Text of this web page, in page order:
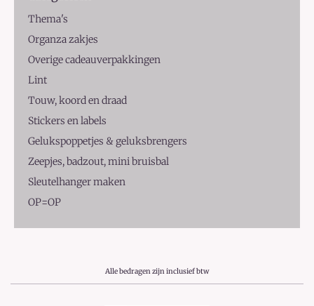
Thema's
Organza zakjes
Overige cadeauverpakkingen
Lint
Touw, koord en draad
Stickers en labels
Gelukspoppetjes & geluksbrengers
Zeepjes, badzout, mini bruisbal
Sleutelhanger maken
OP=OP
Alle bedragen zijn inclusief btw